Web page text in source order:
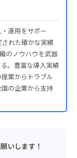
運用をサポー
れた確かな実績
のノウハウを武器
。豊富な導入実績
案からトラブル
の企業から支持
いします！